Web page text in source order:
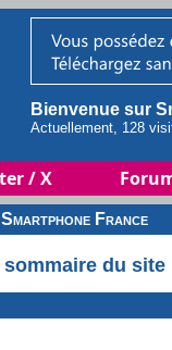
Bienvenue sur
Actuellement, 128
/ X
France
sommaire du site